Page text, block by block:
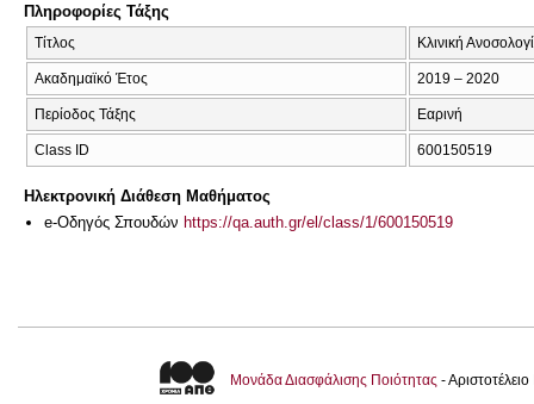
Πληροφορίες Τάξης
Τίτλος Κλινική
Ακαδημαϊκό Έτος 2019 – 2020
Περίοδος Τάξης Εαρινή
Class ID 600150519
Ηλεκτρονική Διάθεση Μαθήματος
e-Οδηγός Σπουδών https://qa.auth.gr/el/class/1/600150519
Μονάδα Διασφάλισης Ποιότητας -